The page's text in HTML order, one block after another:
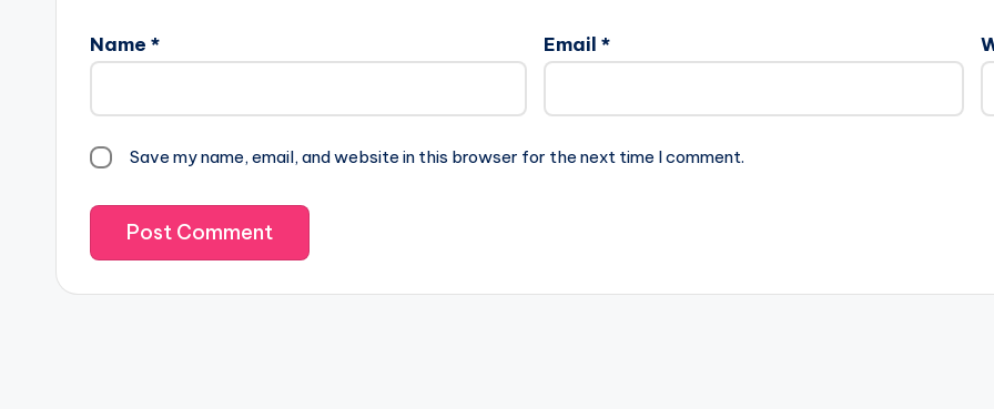
Name * Email *
Save my name, email, and website in this browser for the next time I comment.